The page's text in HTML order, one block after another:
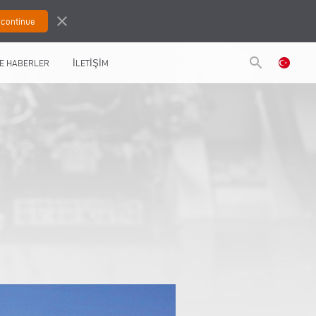
close
HABERLER İLETİŞİM search